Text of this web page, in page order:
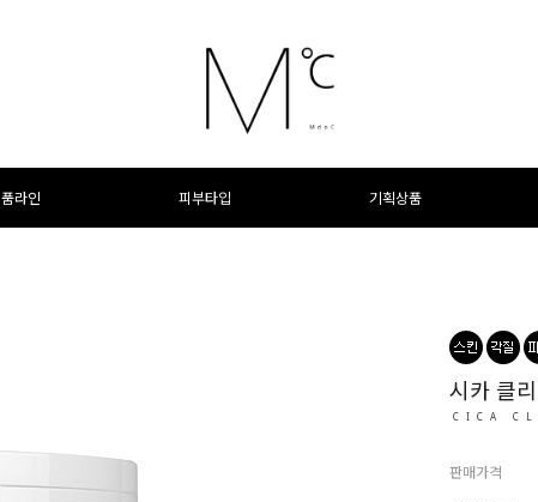
라인 피부타입 기획상품
시카 클
CICA
판매가격